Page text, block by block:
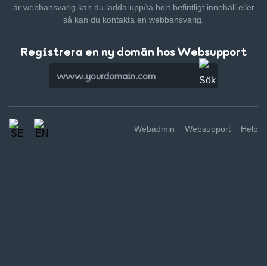
är webbansvarig kan du ladda upp/ta bort befintligt innehåll eller
så kan du kontakta en webbansvarig.
Registrera en ny domän hos Websupport
Webadmin Websupport Help